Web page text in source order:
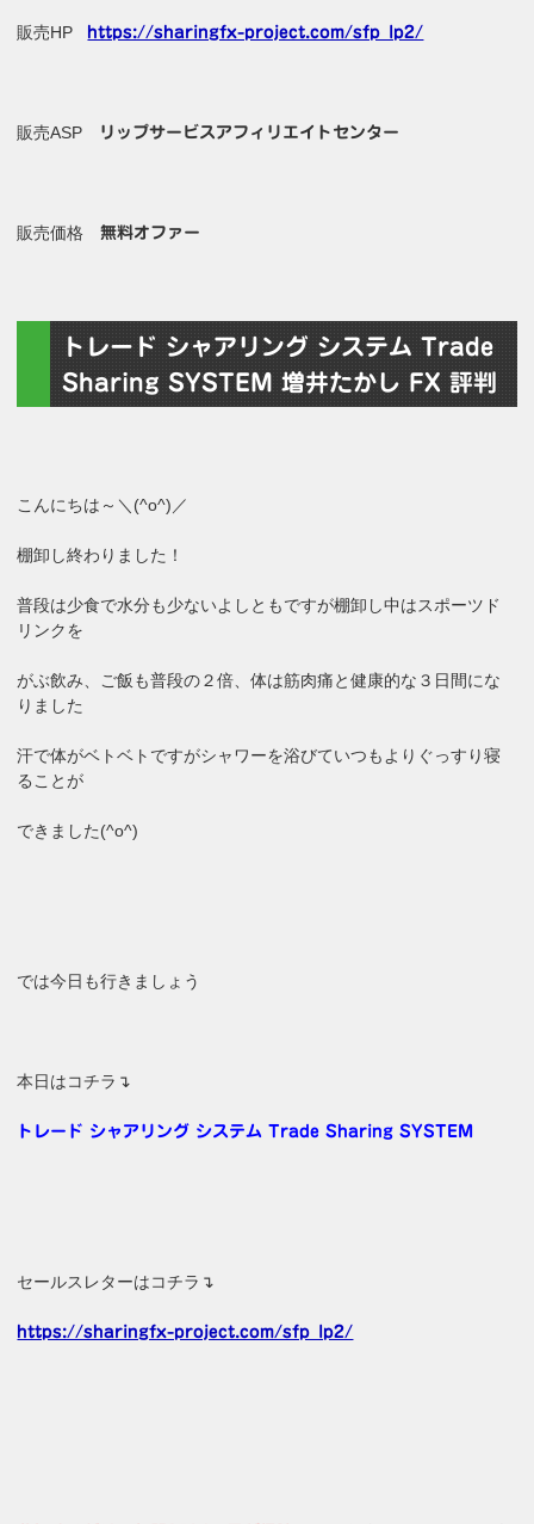
販売HP https://sharingfx-project.com/sfp_lp2/
販売ASP リップサービスアフィリエイトセンター
販売価格無料オファー
トレード シャアリング システム Trade
Sharing SYSTEM 増井たかし FX 評判
こんにちは～＼(^o^)／
棚卸し終わりました！
普段は少食で水分も少ないよしともですが棚卸し中はスポーツド
リンクを
がぶ飲み、ご飯も普段の２倍、体は筋肉痛と健康的な３日間にな
りました
汗で体がベトベトですがシャワーを浴びていつもよりぐっすり寝
ることが
できました(^o^)
では今日も行きましょう
本日はコチラ↴
トレード シャアリング システム Trade Sharing SYSTEM
セールスレターはコチラ↴
https://sharingfx-project.com/sfp_lp2/